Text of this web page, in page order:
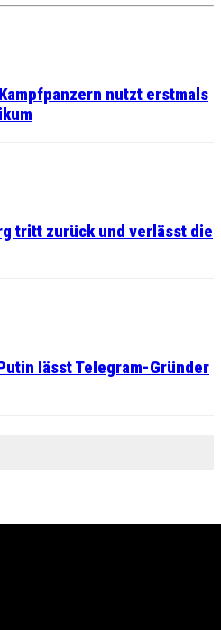
nutzt erstmals
tritt zurück und verlässt die
lässt Telegram-Gründer